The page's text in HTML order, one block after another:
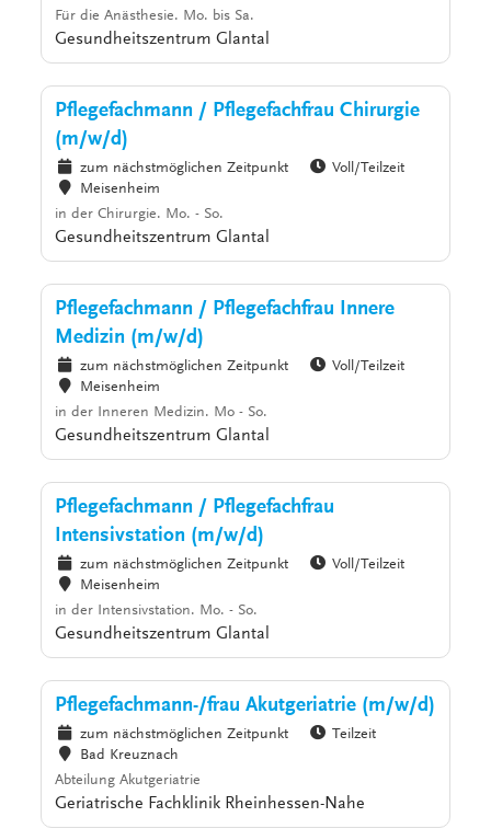
Für die Anästhesie. Mo. bis Sa.
Gesundheitszentrum Glantal
Pflegefachmann / Pflegefachfrau Chirurgie
(m/w/d)
zum nächstmöglichen Zeitpunkt
Voll/Teilzeit
Meisenheim
in der Chirurgie. Mo. - So.
Gesundheitszentrum Glantal
Pflegefachmann / Pflegefachfrau Innere
Medizin (m/w/d)
zum nächstmöglichen Zeitpunkt
Voll/Teilzeit
Meisenheim
in der Inneren Medizin. Mo - So.
Gesundheitszentrum Glantal
Pflegefachmann / Pflegefachfrau
Intensivstation (m/w/d)
zum nächstmöglichen Zeitpunkt
Voll/Teilzeit
Meisenheim
in der Intensivstation. Mo. - So.
Gesundheitszentrum Glantal
Pflegefachmann-/frau Akutgeriatrie (m/w/d)
zum nächstmöglichen Zeitpunkt
Teilzeit
Bad Kreuznach
Abteilung Akutgeriatrie
Geriatrische Fachklinik Rheinhessen-Nahe